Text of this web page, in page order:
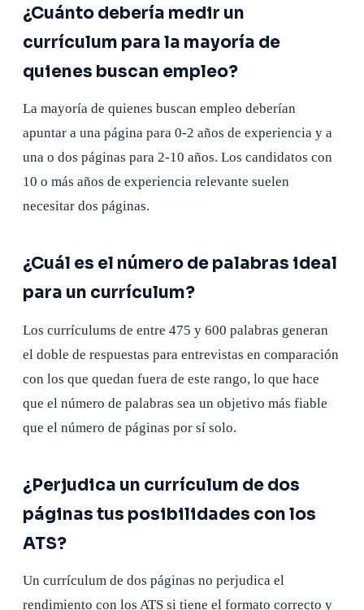
¿Cuánto debería medir un
currículum para la mayoría de
quienes buscan empleo?
La mayoría de quienes buscan empleo deberían
apuntar a una página para 0-2 años de experiencia y a
una o dos páginas para 2-10 años. Los candidatos con
10 o más años de experiencia relevante suelen
necesitar dos páginas.
¿Cuál es el número de palabras ideal
para un currículum?
Los currículums de entre 475 y 600 palabras generan
el doble de respuestas para entrevistas en comparación
con los que quedan fuera de este rango, lo que hace
que el número de palabras sea un objetivo más fiable
que el número de páginas por sí solo.
¿Perjudica un currículum de dos
páginas tus posibilidades con los
ATS?
Un currículum de dos páginas no perjudica el
rendimiento con los ATS si tiene el formato correcto y